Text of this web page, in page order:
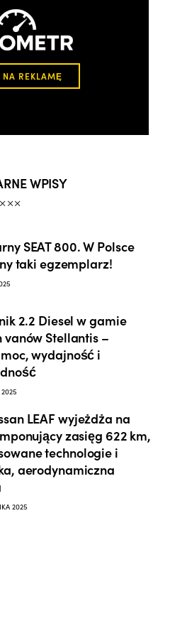
NA REKLAMĘ
WPISY
SEAT 800. W Polsce
taki egzemplarz!
2.2 Diesel w gamie
vanów Stellantis –
wydajność i
LEAF wyjeżdża na
zasięg 622 km,
technologie i
aerodynamiczna
2025